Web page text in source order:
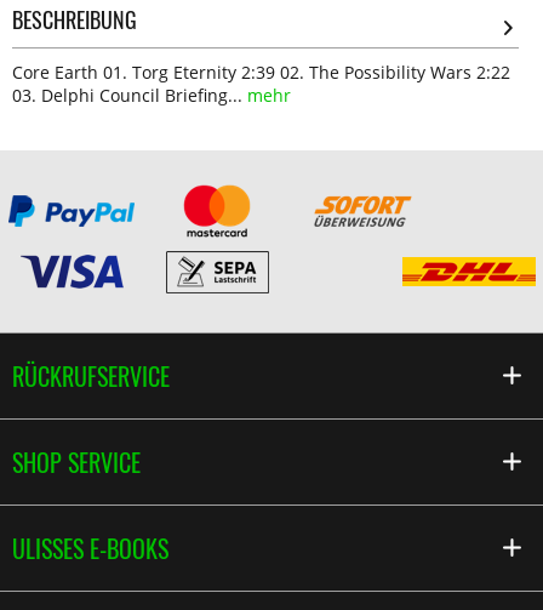
BESCHREIBUNG
Core Earth 01. Torg Eternity 2:39 02. The Possibility Wars 2:22
03. Delphi Council Briefing... mehr
RÜCKRUFSERVICE
SHOP SERVICE
ULISSES E-BOOKS